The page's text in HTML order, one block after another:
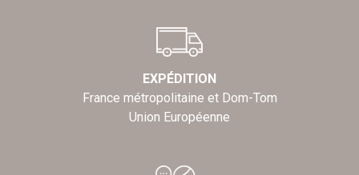
EXPÉDITION
France métropolitaine et Dom-Tom
Union Européenne